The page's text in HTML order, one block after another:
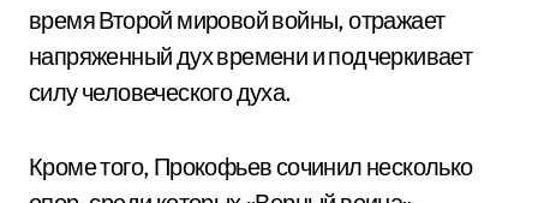
время Второй мировой войны, отражает
напряженный дух времени и подчеркивает
силу человеческого духа.
Кроме того, Прокофьев сочинил несколько